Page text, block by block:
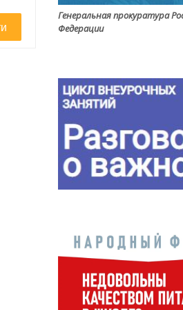
Генеральная прокуратура
Федерации